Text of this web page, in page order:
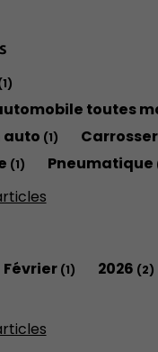
auto (1)
(1) Pneumatique
Février (1) 2026 (2)